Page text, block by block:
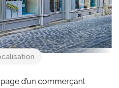
d’un commerçant